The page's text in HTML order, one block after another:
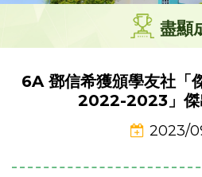
盡顯
6A 鄧信希獲頒學友社「
2022-2023」傑
2023/